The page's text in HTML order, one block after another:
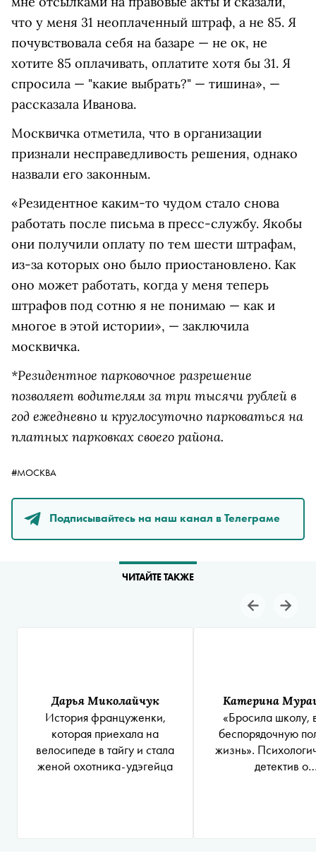
что у меня 31 неоплаченный штраф, а не 85. Я
почувствовала себя на базаре — не ок, не
хотите 85 оплачивать, оплатите хотя бы 31. Я
спросила — "какие выбрать?" — тишина», —
рассказала Иванова.
Москвичка отметила, что в организации
признали несправедливость решения, однако
назвали его законным.
«Резидентное каким-то чудом стало снова
работать после письма в пресс-службу. Якобы
они получили оплату по тем шести штрафам,
из-за которых оно было приостановлено. Как
оно может работать, когда у меня теперь
штрафов под сотню я не понимаю — как и
многое в этой истории», — заключила
москвичка.
*Резидентное парковочное разрешение
позволяет водителям за три тысячи рублей в
год ежедневно и круглосуточно парковаться на
платных парковках своего района.
#МОСКВА
Подписывайтесь на наш канал в Телеграме
ЧИТАЙТЕ ТАКЖЕ
Дарья Миколайчук
История француженки,
которая приехала на
велосипеде в тайгу и стала
женой охотника-удэгейца
Катерина
«Бросила школу,
беспорядочную
жизнь».
детектив о